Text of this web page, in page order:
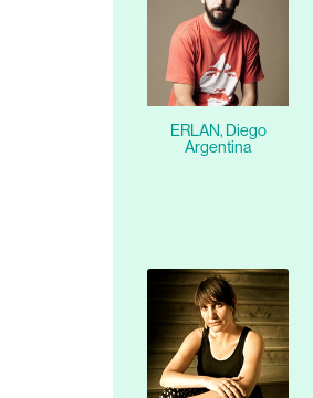
ERLAN, Diego
Argentina